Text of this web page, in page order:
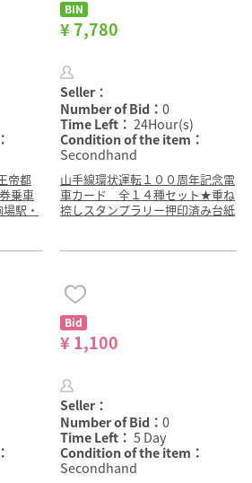
帝都
乗車
駅・
BIN
¥ 7,780
Seller：
Number of Bid： 0
Time Left： 24Hour(s)
Condition of the item：
Secondhand
山手線環状運転１００周年記念電
車カード 全１４種セット★重ね
捺しスタンプラリー押印済み台紙
Bid
¥ 1,100
Seller：
Number of Bid： 0
Time Left： 5 Day
Condition of the item：
Secondhand